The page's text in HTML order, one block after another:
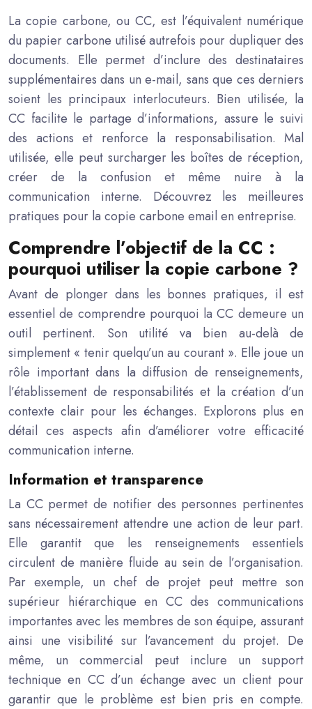
La copie carbone, ou CC, est l’équivalent numérique
du papier carbone utilisé autrefois pour dupliquer des
documents. Elle permet d’inclure des destinataires
supplémentaires dans un e-mail, sans que ces derniers
soient les principaux interlocuteurs. Bien utilisée, la
CC facilite le partage d’informations, assure le suivi
des actions et renforce la responsabilisation. Mal
utilisée, elle peut surcharger les boîtes de réception,
créer de la confusion et même nuire à la
communication interne. Découvrez les meilleures
pratiques pour la copie carbone email en entreprise.
Comprendre l’objectif de la CC :
pourquoi utiliser la copie carbone ?
Avant de plonger dans les bonnes pratiques, il est
essentiel de comprendre pourquoi la CC demeure un
outil pertinent. Son utilité va bien au-delà de
simplement « tenir quelqu’un au courant ». Elle joue un
rôle important dans la diffusion de renseignements,
l’établissement de responsabilités et la création d’un
contexte clair pour les échanges. Explorons plus en
détail ces aspects afin d’améliorer votre efficacité
communication interne.
Information et transparence
La CC permet de notifier des personnes pertinentes
sans nécessairement attendre une action de leur part.
Elle garantit que les renseignements essentiels
circulent de manière fluide au sein de l’organisation.
Par exemple, un chef de projet peut mettre son
supérieur hiérarchique en CC des communications
importantes avec les membres de son équipe, assurant
ainsi une visibilité sur l’avancement du projet. De
même, un commercial peut inclure un support
technique en CC d’un échange avec un client pour
garantir que le problème est bien pris en compte.